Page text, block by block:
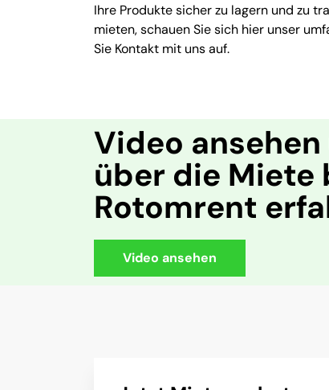
Ihre Produkte sicher zu lagern und zu
mieten, schauen Sie sich hier unser
Sie Kontakt mit uns auf.
Video
über die Miete
Rotomrent
Video ansehen